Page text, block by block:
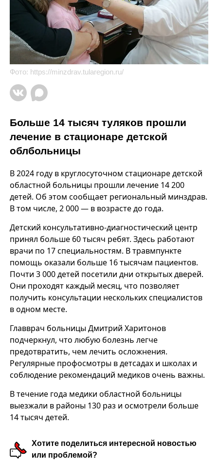
Фото: https://minzdrav.tularegion.ru/
Больше 14 тысяч туляков прошли
лечение в стационаре детской
облбольницы
В 2024 году в круглосуточном стационаре детской
областной больницы прошли лечение 14 200
детей. Об этом сообщает региональный минздрав.
В том числе, 2 000 — в возрасте до года.
Детский консультативно-диагностический центр
принял больше 60 тысяч ребят. Здесь работают
врачи по 17 специальностям. В травмпункте
помощь оказали больше 16 тысячам пациентов.
Почти 3 000 детей посетили дни открытых дверей.
Они проходят каждый месяц, что позволяет
получить консультации нескольких специалистов
в одном месте.
Главврач больницы Дмитрий Харитонов
подчеркнул, что любую болезнь легче
предотвратить, чем лечить осложнения.
Регулярные профосмотры в детсадах и школах и
соблюдение рекомендаций медиков очень важны.
В течение года медики областной больницы
выезжали в районы 130 раз и осмотрели больше
14 тысяч детей.
Хотите поделиться интересной новостью
или проблемой?